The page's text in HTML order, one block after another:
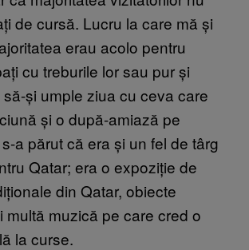
de cursă. Lucru la care mă și
erau acolo pentru
cu treburile lor sau pur și
și umple ziua cu ceva care
și o după-amiază pe
a părut că era și un fel de târg
Qatar; era o expoziție de
din Qatar, obiecte
multă muzică pe care cred o
la curse.